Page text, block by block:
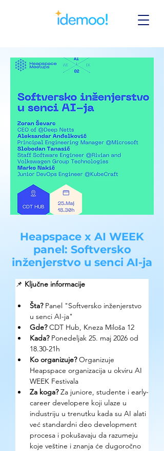
Heapspace x AI WEEK
panel: Softversko
inženjerstvo u senci AI-ja
📌 Ključne informacije
Šta? Panel "Softversko inženjerstvo
u senci AI-ja"
Gde? CDT Hub, Kneza Miloša 12
Kada? Ponedeljak 25. maj 2026 od
18.30-21h
Ko organizuje? Organizuje
Heapspace organizacija u okviru AI
WEEK Festivala
Za koga? Za juniore, studente i early-
career developere koji ulaze u
industriju u trenutku kada su AI alati
već standardni deo development
procesa i pokušavaju da razumeju
koje veštine i znanja će dugoročno